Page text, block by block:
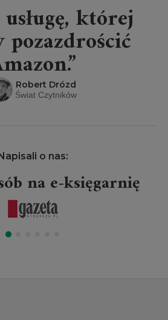
której
pozazdrościć
Robert Drózd
Świat Czytników
o nas:
na e-księgarnię